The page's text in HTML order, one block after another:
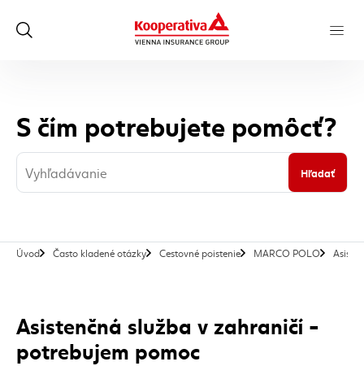
S čím potrebujete pomôcť?
Hľadať
Úvod Často kladené otázky Cestovné poistenie MARCO POLO
Asistenčná služba v zahraničí -
potrebujem pomoc